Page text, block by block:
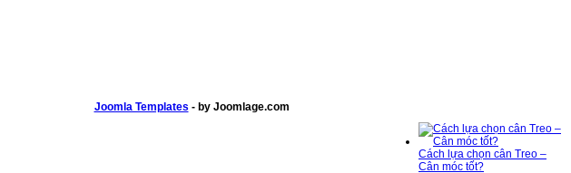
Cách lựa chọn cân Treo –
Cân móc tốt?
30 August 2014
Joomla Templates - by Joomlage.com